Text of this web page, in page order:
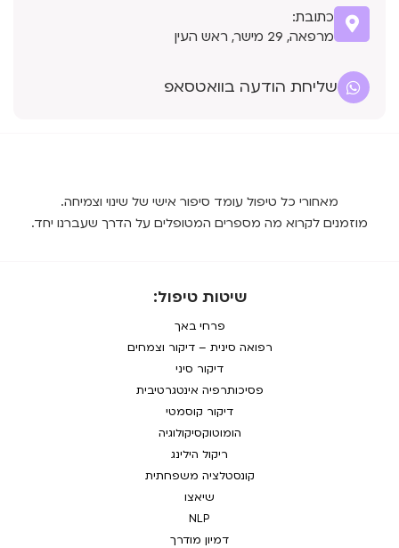
כתובת:
מרפאה, 29 מישר, ראש העין
שליחת הודעה בוואטסאפ
מאחורי כל טיפול עומד סיפור אישי של שינוי וצמיחה.
מוזמנים לקרוא מה מספרים המטופלים על הדרך שעברנו יחד.
שיטות טיפול:
פרחי באך
רפואה סינית – דיקור וצמחים
דיקור סיני
פסיכותרפיה אינטגרטיבית
דיקור קוסמטי
הומוטוקסיקולוגיה
ריקול הילינג
קונסטלציה משפחתית
שיאצו
NLP
דמיון מודרך